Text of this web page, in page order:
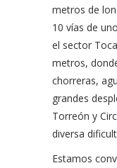
metros de
10 vías de
el sector
metros,
chorreras,
grandes
Torreón y
diversa
Estamos